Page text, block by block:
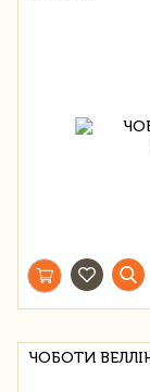
ЧОБОТИ